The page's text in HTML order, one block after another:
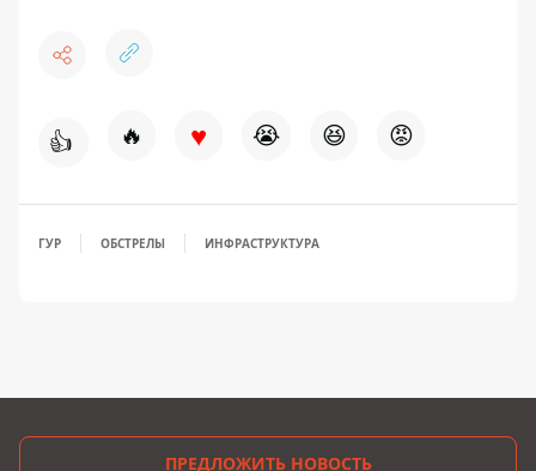
👍 🔥 ♥ 😭 😆 😡
ГУР ОБСТРЕЛЫ ИНФРАСТРУКТУРА
ПРЕДЛОЖИТЬ НОВОСТЬ